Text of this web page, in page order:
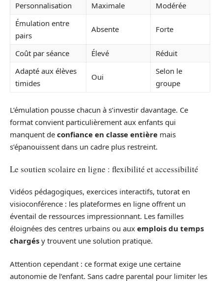
Personnalisation
Maximale
Modérée
Émulation entre
pairs
Absente Forte
Coût par séance Élevé
Réduit
Adapté aux élèves
timides
Oui
Selon le
groupe
L’émulation pousse chacun à s’investir davantage. Ce
format convient particulièrement aux enfants qui
manquent de confiance en classe entière mais
s’épanouissent dans un cadre plus restreint.
Le soutien scolaire en ligne : flexibilité et accessibilité
Vidéos pédagogiques, exercices interactifs, tutorat en
visioconférence : les plateformes en ligne offrent un
éventail de ressources impressionnant. Les familles
éloignées des centres urbains ou aux emplois du temps
chargés y trouvent une solution pratique.
Attention cependant : ce format exige une certaine
autonomie de l’enfant. Sans cadre parental pour limiter les